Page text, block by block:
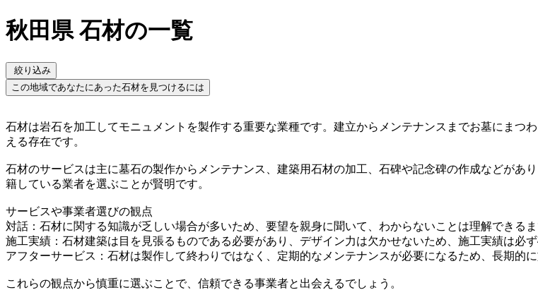
秋田県 石材の一覧
絞り込み
この地域であなたにあった石材を見つけるには
石材は岩石を加工してモニュメントを製作する重要な業種です。建立からメンテナンスまでお墓にまつ
える存在です。
石材のサービスは主に墓石の製作からメンテナンス、建築用石材の加工、石碑や記念碑の作成などがあ
籍している業者を選ぶことが賢明です。
サービスや事業者選びの観点
対話：石材に関する知識が乏しい場合が多いため、要望を親身に聞いて、わからないことは理解できる
施工実績：石材建築は目を見張るものである必要があり、デザイン力は欠かせないため、施工実績は必
アフターサービス：石材は製作して終わりではなく、定期的なメンテナンスが必要になるため、長期的
これらの観点から慎重に選ぶことで、信頼できる事業者と出会えるでしょう。